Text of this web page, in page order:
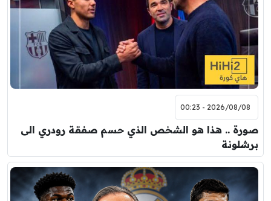
2026/08/08 - 00:23
صورة .. هذا هو الشخص الذي حسم صفقة رودري الى
برشلونة